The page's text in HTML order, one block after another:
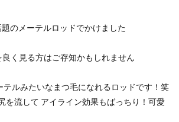
のメーテルロッドでかけました
る方はご存知かもしれません
！
ルみたいなまつ毛になれるロッドです！笑
を流して アイライン効果もばっちり！可愛